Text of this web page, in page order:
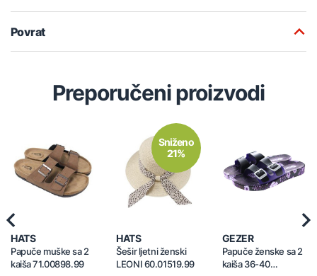
Povrat
Preporučeni proizvodi
HATS
Papuče muške sa 2
kaiša 71.00898.99
Sniženo
21%
HATS
Šešir ljetni ženski
LEONI 60.01519.99
GEZER
Papuče ženske sa 2
kaiša 36-40
Previous